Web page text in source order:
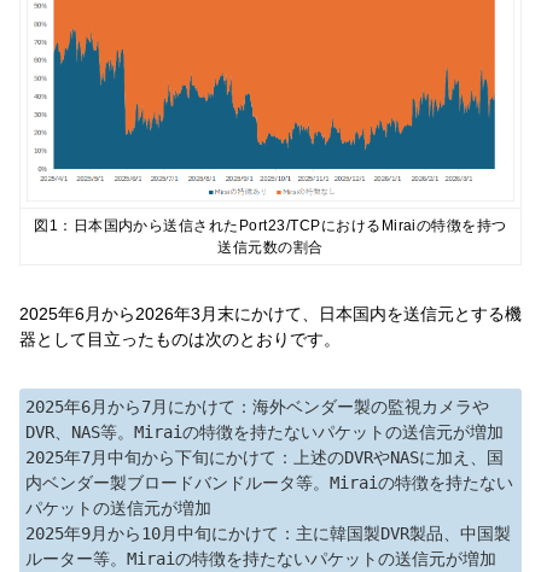
図1：日本国内から送信されたPort23/TCPにおけるMiraiの特徴を持つ
送信元数の割合
2025年6月から2026年3月末にかけて、日本国内を送信元とする機
器として目立ったものは次のとおりです。
2025年6月から7月にかけて：海外ベンダー製の監視カメラや
DVR、NAS等。Miraiの特徴を持たないパケットの送信元が増加
2025年7月中旬から下旬にかけて：上述のDVRやNASに加え、国
内ベンダー製ブロードバンドルータ等。Miraiの特徴を持たない
パケットの送信元が増加
2025年9月から10月中旬にかけて：主に韓国製DVR製品、中国製
ルーター等。Miraiの特徴を持たないパケットの送信元が増加